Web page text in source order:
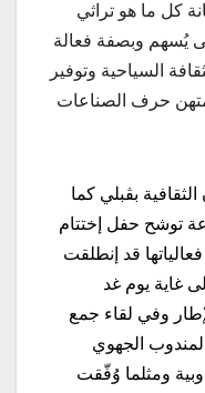
كل ما هو تراثي
يُسهم وبصفة فعالة
السياحية وتوفير
حرف الصناعات
بڨبلي كما
توشح حفل إختتام
فعالياتها قد إنطلقت
لتتواصل إلى غاية يوم غد
وفي هذا الإطار وفي لقاء جمع
المندوب الجهوي
ومثلما وُفّقت